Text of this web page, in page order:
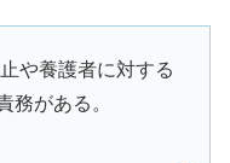
や養護者に対する
務がある。